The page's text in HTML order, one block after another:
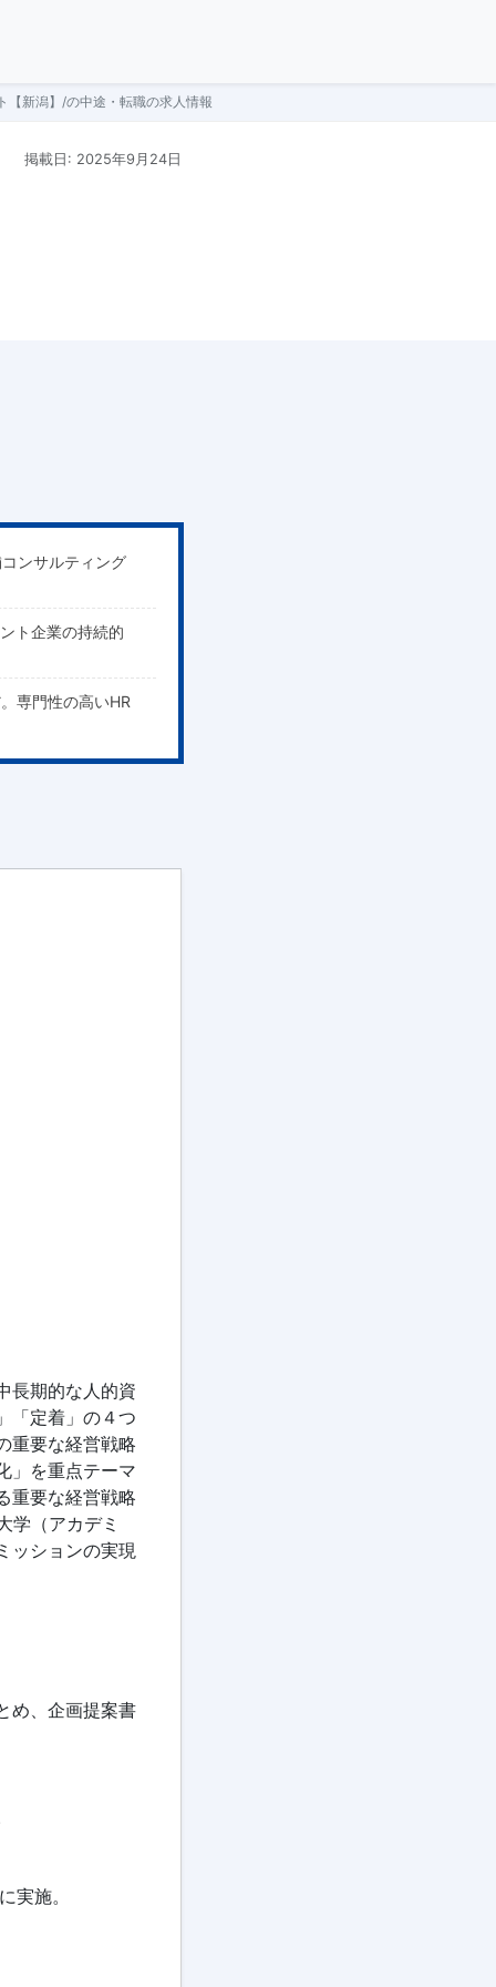
【新潟】/の中途・転職の求人情報
掲載日: 2025年9月24日
ンサルティング
ト企業の持続的
専門性の高いHR
長期的な人的資
「定着」の４つ
重要な経営戦略
」を重点テーマ
重要な経営戦略
学（アカデミ
ッションの実現
め、企画提案書
実施。